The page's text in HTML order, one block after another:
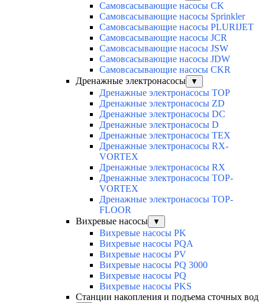
Самовсасывающие насосы CK
Самовсасывающие насосы Sprinkler
Самовсасывающие насосы PLURIJET
Самовсасывающие насосы JCR
Самовсасывающие насосы JSW
Самовсасывающие насосы JDW
Самовсасывающие насосы CKR
Дренажные электронасосы
▼
Дренажные электронасосы TOP
Дренажные электронасосы ZD
Дренажные электронасосы DC
Дренажные электронасосы D
Дренажные электронасосы TEX
Дренажные электронасосы RX-
VORTEX
Дренажные электронасосы RX
Дренажные электронасосы TOP-
VORTEX
Дренажные электронасосы TOP-
FLOOR
Вихревые насосы
▼
Вихревые насосы PK
Вихревые насосы PQA
Вихревые насосы PV
Вихревые насосы PQ 3000
Вихревые насосы PQ
Вихревые насосы PKS
Станции накопления и подъема сточных вод